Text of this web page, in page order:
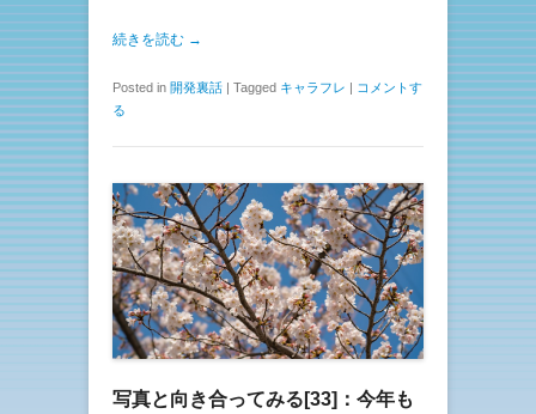
続きを読む →
Posted in 開発裏話 | Tagged キャラフレ | コメントす
る
写真と向き合ってみる[33]：今年も